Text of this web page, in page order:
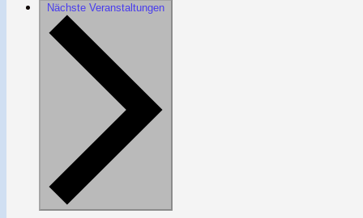
Nächste Veranstaltungen